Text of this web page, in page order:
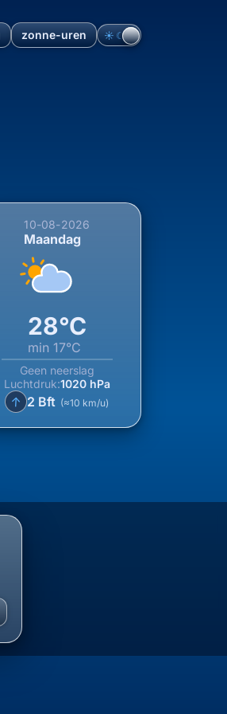
zonne-uren ☀︎ ☾
Nederland (06-
10-08-2026
Maandag
28°C
min 17°C
Geen neerslag
Luchtdruk:1020 hPa
↑ 2 Bft (≈10 km/u)